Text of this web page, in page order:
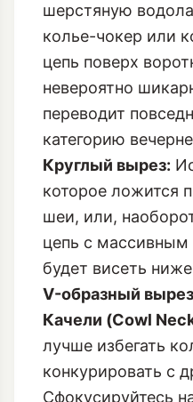
шерстяную
колье-чокер или
цепь поверх
невероятно
переводит
категорию
Круглый вырез:
которое ложится
шеи, или,
цепь с массивным
будет висеть
V-образный
Качели (Cowl
лучше избегать
конкурировать с
Сфокусируйтесь